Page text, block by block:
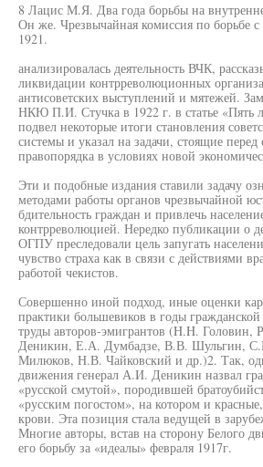
8 Лацис М.Я. Два года борьбы на
Он же. Чрезвычайная комиссия по борьбе
1921.
анализировалась деятельность ВЧК,
ликвидации контрреволюционных
антисоветских выступлений и мятежей.
НКЮ П.И. Стучка в 1922 г. в статье «Пять
подвел некоторые итоги становления
системы и указал на задачи, стоящие перед
правопорядка в условиях новой
Эти и подобные издания ставили задачу
методами работы органов чрезвычайной
бдительность граждан и привлечь
контрреволюцией. Нередко публикации о
ОГПУ преследовали цель запугать
чувство страха как в связи с действиями
работой чекистов.
Совершенно иной подход, иные оценки
практики большевиков в годы
труды авторов-эмигрантов (H.H. Головин,
Деникин, Е.А. Думбадзе, В.В. Шульгин,
Милюков, Н.В. Чайковский и др.)2. Так,
движения генерал А.И. Деникин назвал
«русской смутой», породившей
«русским погостом», на котором и
крови. Эта позиция стала ведущей в
Многие авторы, встав на сторону Белого
его борьбу за «идеалы» февраля 1917г.